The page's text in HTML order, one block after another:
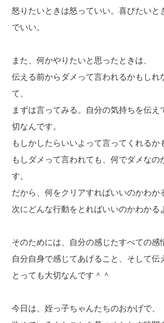
怒りたいときは怒っていい。喜びたいと
でいい。
また、何かやりたいと思ったときは、
伝える前からダメって言われるかもしれ
て、
まずは言ってみる。自分の気持ちを伝え
切なんです。
もしかしたらいいよって言ってくれるか
もしダメって言われても、何でダメなの
す。
だから、何をクリアすればいいのかわか
次にどんな行動をとればいいのかわかる
そのためには、自分の感じたすべての感
自分自身で感じてあげること、そして伝
とっても大切なんです＾＾
今日は、姪っ子ちゃんたちのおかげで、